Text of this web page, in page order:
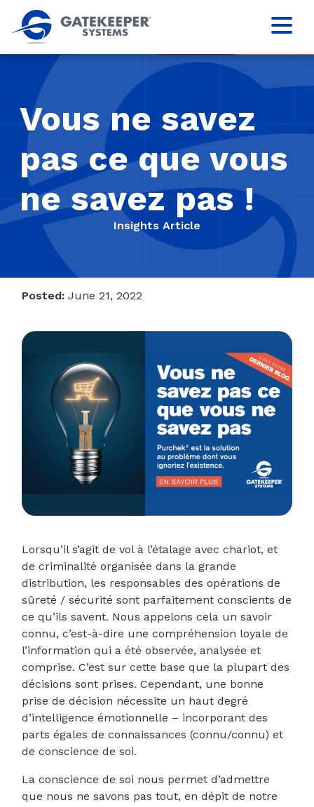
Vous ne savez
pas ce que vous
ne savez pas !
Insights Article
Posted: June 21, 2022
Lorsqu’il s’agit de vol à l’étalage avec chariot, et
de criminalité organisée dans la grande
distribution, les responsables des opérations de
sûreté / sécurité sont parfaitement conscients de
ce qu’ils savent. Nous appelons cela un savoir
connu, c’est-à-dire une compréhension loyale de
l’information qui a été observée, analysée et
comprise. C’est sur cette base que la plupart des
décisions sont prises. Cependant, une bonne
prise de décision nécessite un haut degré
d’intelligence émotionnelle – incorporant des
parts égales de connaissances (connu/connu) et
de conscience de soi.
La conscience de soi nous permet d’admettre
que nous ne savons pas tout, en dépit de notre